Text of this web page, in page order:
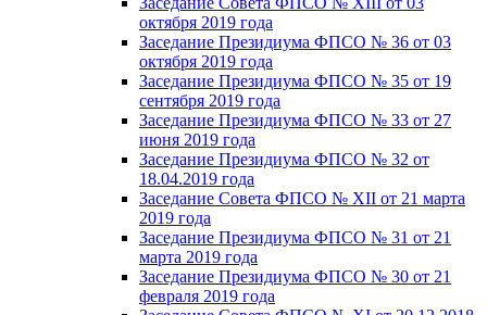
октября 2019 года
Заседание Президиума ФПСО № 36 от 03
октября 2019 года
Заседание Президиума ФПСО № 35 от 19
сентября 2019 года
Заседание Президиума ФПСО № 33 от 27
июня 2019 года
Заседание Президиума ФПСО № 32 от
18.04.2019 года
Заседание Совета ФПСО № XII от 21 марта
2019 года
Заседание Президиума ФПСО № 31 от 21
марта 2019 года
Заседание Президиума ФПСО № 30 от 21
февраля 2019 года